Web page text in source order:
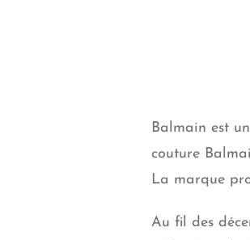
Balmain est
couture
La marque
Au fil des